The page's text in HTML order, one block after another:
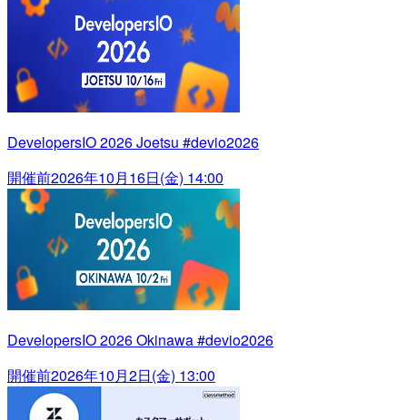
DevelopersIO 2026 Joetsu #devio2026
開催前2026年10月16日(金) 14:00
DevelopersIO 2026 Okinawa #devio2026
開催前2026年10月2日(金) 13:00